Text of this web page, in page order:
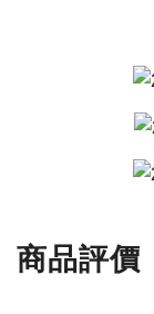
商品評價